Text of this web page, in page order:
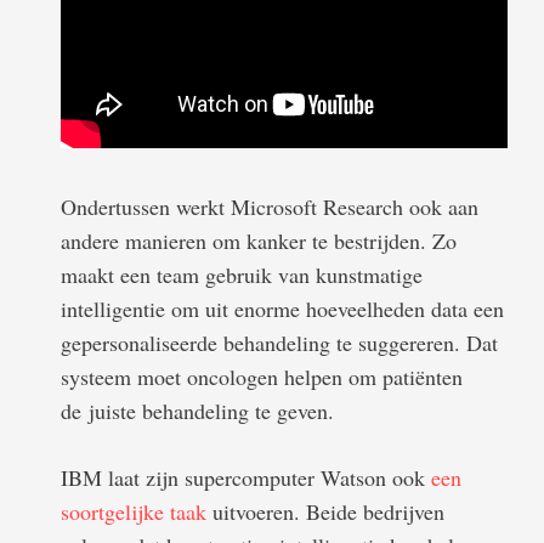
Ondertussen werkt Microsoft Research ook aan
andere manieren om kanker te bestrijden. Zo
maakt een team gebruik van kunstmatige
intelligentie om uit enorme hoeveelheden data een
gepersonaliseerde behandeling te suggereren. Dat
systeem moet oncologen helpen om patiënten
de juiste behandeling te geven.
IBM laat zijn supercomputer Watson ook een
soortgelijke taak uitvoeren. Beide bedrijven